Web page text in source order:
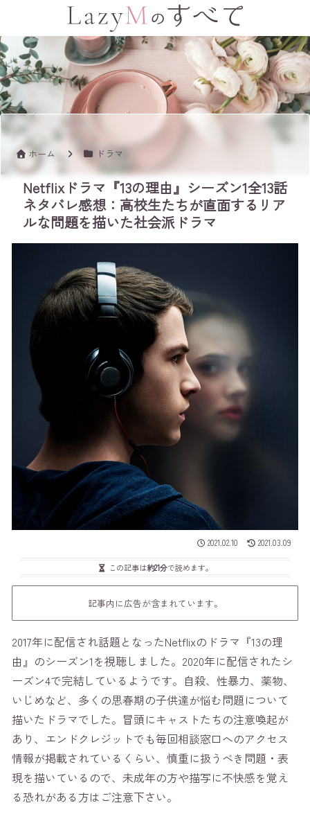
ホーム ドラマ
Netflixドラマ『13の理由』シーズン1全13話
ネタバレ感想：高校生たちが直面するリア
ルな問題を描いた社会派ドラマ
2021.02.10 2021.03.09
この記事は約21分で読めます。
記事内に広告が含まれています。
2017年に配信され話題となったNetflixのドラマ『13の理
由』のシーズン1を視聴しました。2020年に配信されたシ
ーズン4で完結しているようです。自殺、性暴力、薬物、
いじめなど、多くの思春期の子供達が悩む問題について
描いたドラマでした。冒頭にキャストたちの注意喚起が
あり、エンドクレジットでも毎回相談窓口へのアクセス
情報が掲載されているくらい、慎重に扱うべき問題・表
現を描いているので、未成年の方や描写に不快感を覚え
る恐れがある方はご注意下さい。